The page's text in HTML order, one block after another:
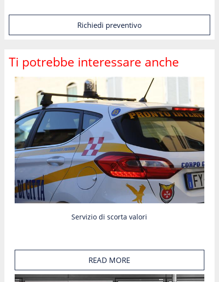
Richiedi preventivo
Ti potrebbe interessare anche
Servizio di scorta valori
READ MORE